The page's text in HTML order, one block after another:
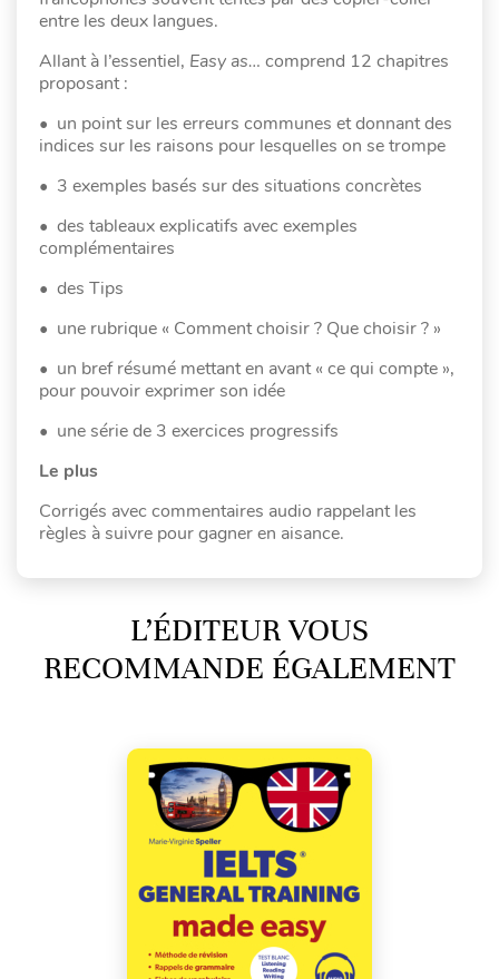
entre les deux langues.
Allant à l’essentiel, Easy as… comprend 12 chapitres
proposant :
• un point sur les erreurs communes et donnant des
indices sur les raisons pour lesquelles on se trompe
• 3 exemples basés sur des situations concrètes
• des tableaux explicatifs avec exemples
complémentaires
• des Tips
• une rubrique « Comment choisir ? Que choisir ? »
• un bref résumé mettant en avant « ce qui compte »,
pour pouvoir exprimer son idée
• une série de 3 exercices progressifs
Le plus
Corrigés avec commentaires audio rappelant les
règles à suivre pour gagner en aisance.
L’ÉDITEUR VOUS
RECOMMANDE ÉGALEMENT